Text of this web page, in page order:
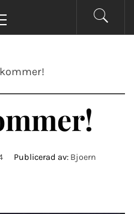
Publicerad av: Bjoern